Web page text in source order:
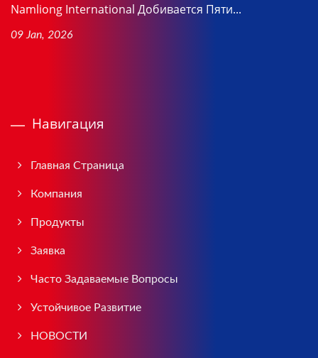
Namliong International Добивается Пяти...
09 Jan, 2026
Навигация
Главная Страница
Компания
Продукты
Заявка
Часто Задаваемые Вопросы
Устойчивое Развитие
НОВОСТИ